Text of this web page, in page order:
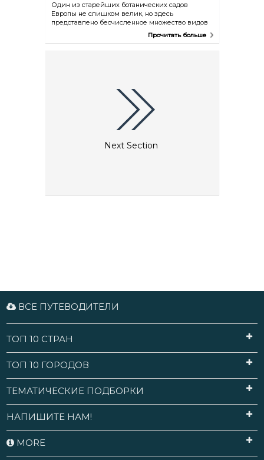
Один из старейших ботанических садов
Европы не слишком велик, но здесь
представлено бесчисленное множество видов
растений из самых разных уголков земли. В
тропической оранжерее растет более 380 видов
Прочитать больше
Next Section
ВСЕ ПУТЕВОДИТЕЛИ
ТОП 10 СТРАН
ТОП 10 ГОРОДОВ
ТЕМАТИЧЕСКИЕ ПОДБОРКИ
НАПИШИТЕ НАМ!
MORE